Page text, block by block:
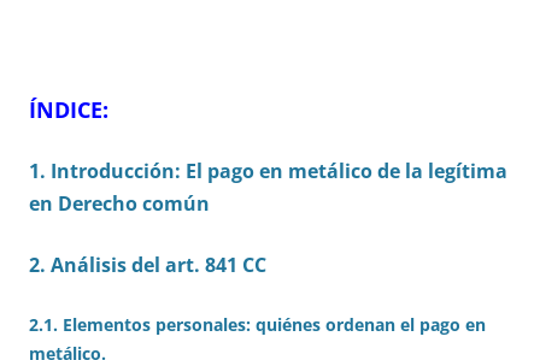
ÍNDICE:
1. Introducción: El pago en metálico de la legítima
en Derecho común
2. Análisis del art. 841 CC
2.1. Elementos personales: quiénes ordenan el pago en
metálico.